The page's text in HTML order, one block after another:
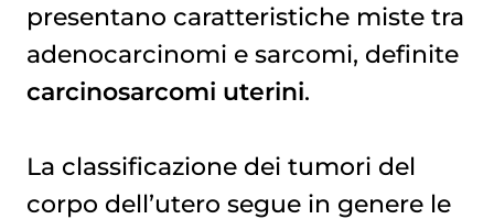
presentano caratteristiche miste tra
adenocarcinomi e sarcomi, definite
carcinosarcomi uterini.
La classificazione dei tumori del
corpo dell’utero segue in genere le